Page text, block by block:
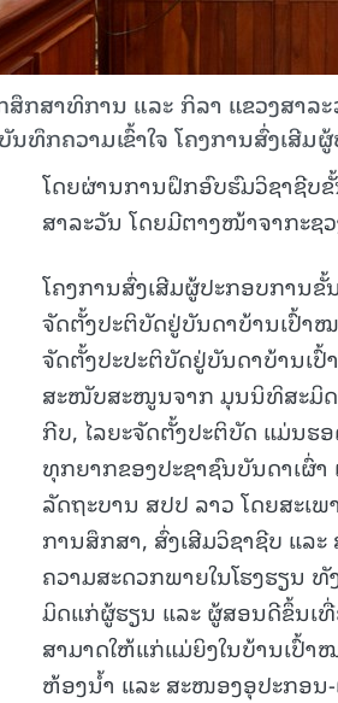
ກສາທິການ ແລະ ກິລາ ແຂວງສາລ
ນທຶກຄວາມເຂົ້າໃຈ ໂຄງການສົ່ງເສີ
ໂດຍຜ່ານການຝຶກອົບຮົມວິຊາຊີບ
ສາລະວັນ ໂດຍມີຕາງໜ້າຈາກະຊ
ໂຄງການສົ່ງເສີມຜູ້ປະກອບການ
ຈັດຕັ້ງປະຕິບັດຢູ່ບັນດາບ້ານເປົ້າໝ
ຈັດຕັ້ງປະປະຕິບັດຢູ່ບັນດາບ້ານເປົ້
ສະໜັບສະໜູນຈາກ ມຸນນິທິສະມິດ
ກີບ, ໄລຍະຈັດຕັ້ງປະຕິບັດ ແມ່ນຮ
ທຸກຍາກຂອງປະຊາຊົນບັນດາເຜົ່
ລັດຖະບານ ສປປ ລາວ ໂດຍສະເ
ການສຶກສາ, ສົ່ງເສີມວິຊາຊີບ ແລ
ຄວາມສະດວກພາຍໃນໂຮງຮຽນ
ມິດແກ່ຜູ້ຮຽນ ແລະ ຜູ້ສອນດີຂຶ້ນເ
ສາມາດໃຫ້ແກ່ແມ່ຍິງໃນບ້ານເປົ້າ
ຫ້ອງນໍ້າ ແລະ ສະໜອງອຸປະກອນ